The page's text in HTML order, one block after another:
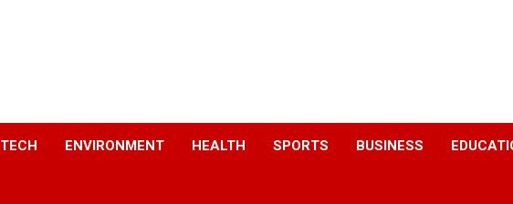
TECH ENVIRONMENT HEALTH SPORTS BUSINESS